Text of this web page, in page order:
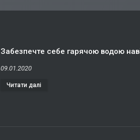
Забезпечте себе гарячою водою
09.01.2020